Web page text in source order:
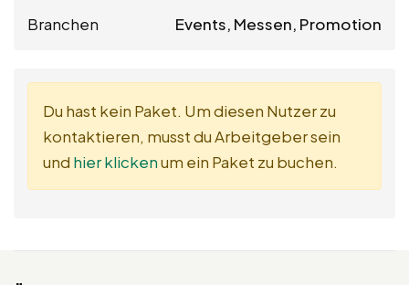
Branchen Events, Messen, Promotion
Du hast kein Paket. Um diesen Nutzer zu
kontaktieren, musst du Arbeitgeber sein
und hier klickenum ein Paket zu buchen.